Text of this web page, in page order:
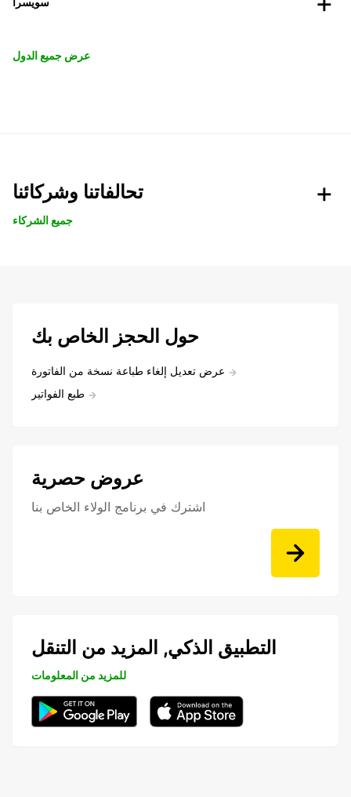
عرض جميع الدول
تحالفاتنا وشركائنا
جميع الشركاء
حول الحجز الخاص بك
عرض تعديل إلغاء طباعة نسخة من الفاتورة
طبع الفواتير
عروض حصرية
اشترك في برنامج الولاء الخاص بنا
التطبيق الذكي, المزيد من التنقل
للمزيد من المعلومات